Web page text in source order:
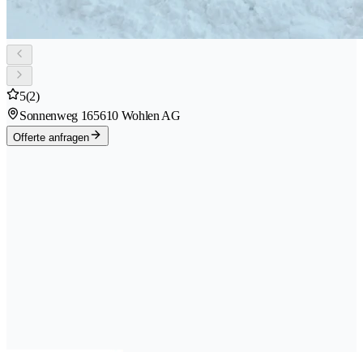
5(2)
Sonnenweg 165610 Wohlen AG
Offerte anfragen